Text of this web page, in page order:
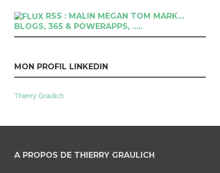
RSS : MALIN MEGAN TOM MARK…
BLOGS, 365 & POWERAPPS, …..
MON PROFIL LINKEDIN
Thierry Graulich
A PROPOS DE THIERRY GRAULICH